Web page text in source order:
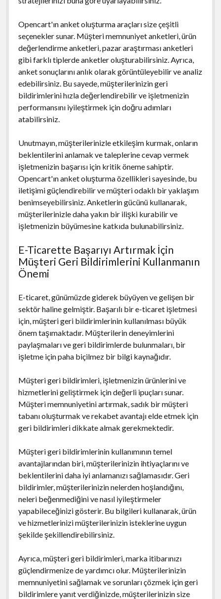
Opencart'ın anket oluşturma araçları size çeşitli
seçenekler sunar. Müşteri memnuniyet anketleri, ürün
değerlendirme anketleri, pazar araştırması anketleri
gibi farklı tiplerde anketler oluşturabilirsiniz. Ayrıca,
anket sonuçlarını anlık olarak görüntüleyebilir ve analiz
edebilirsiniz. Bu sayede, müşterilerinizin geri
bildirimlerini hızla değerlendirebilir ve işletmenizin
performansını iyileştirmek için doğru adımları
atabilirsiniz.
Unutmayın, müşterilerinizle etkileşim kurmak, onların
beklentilerini anlamak ve taleplerine cevap vermek
işletmenizin başarısı için kritik öneme sahiptir.
Opencart'ın anket oluşturma özellikleri sayesinde, bu
iletişimi güçlendirebilir ve müşteri odaklı bir yaklaşım
benimseyebilirsiniz. Anketlerin gücünü kullanarak,
müşterilerinizle daha yakın bir ilişki kurabilir ve
işletmenizin büyümesine katkıda bulunabilirsiniz.
E-Ticarette Başarıyı Artırmak İçin
Müşteri Geri Bildirimlerini Kullanmanın
Önemi
E-ticaret, günümüzde giderek büyüyen ve gelişen bir
sektör haline gelmiştir. Başarılı bir e-ticaret işletmesi
için, müşteri geri bildirimlerinin kullanılması büyük
önem taşımaktadır. Müşterilerin deneyimlerini
paylaşmaları ve geri bildirimlerde bulunmaları, bir
işletme için paha biçilmez bir bilgi kaynağıdır.
Müşteri geri bildirimleri, işletmenizin ürünlerini ve
hizmetlerini geliştirmek için değerli ipuçları sunar.
Müşteri memnuniyetini artırmak, sadık bir müşteri
tabanı oluşturmak ve rekabet avantajı elde etmek için
geri bildirimleri dikkate almak gerekmektedir.
Müşteri geri bildirimlerinin kullanımının temel
avantajlarından biri, müşterilerinizin ihtiyaçlarını ve
beklentilerini daha iyi anlamanızı sağlamasıdır. Geri
bildirimler, müşterilerinizin nelerden hoşlandığını,
neleri beğenmediğini ve nasıl iyileştirmeler
yapabileceğinizi gösterir. Bu bilgileri kullanarak, ürün
ve hizmetlerinizi müşterilerinizin isteklerine uygun
şekilde şekillendirebilirsiniz.
Ayrıca, müşteri geri bildirimleri, marka itibarınızı
güçlendirmenize de yardımcı olur. Müşterilerinizin
memnuniyetini sağlamak ve sorunları çözmek için geri
bildirimlere yanıt verdiğinizde, müşterilerinizin size